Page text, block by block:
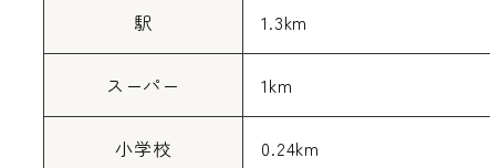
駅 1.3km
スーパー 1km
小学校 0.24km